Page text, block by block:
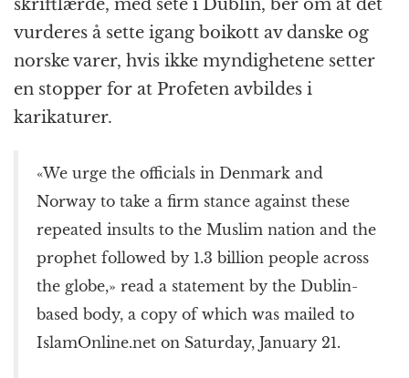
e
b
o
o
k
e
n
g
e
r
s
A
p
p
p
c
h
at
g
r
a
m
t
l
skriftlærde, med sete i Dublin, ber om at det
vurderes å sette igang boikott av danske og
norske varer, hvis ikke myndighetene setter
en stopper for at Profeten avbildes i
karikaturer.
«We urge the officials in Denmark and
Norway to take a firm stance against these
repeated insults to the Muslim nation and the
prophet followed by 1.3 billion people across
the globe,» read a statement by the Dublin-
based body, a copy of which was mailed to
IslamOnline.net on Saturday, January 21.